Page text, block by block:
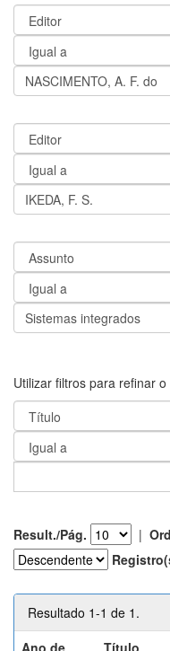
Utilizar filtros para refinar
Result./Pág. |
Resultado 1-1 de 1.
Ano de
Título